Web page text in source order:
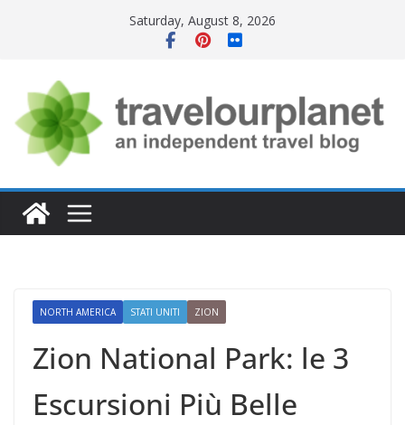
Saturday, August 8, 2026
NORTH AMERICA STATI UNITI ZION
Zion National Park: le 3
Escursioni Più Belle